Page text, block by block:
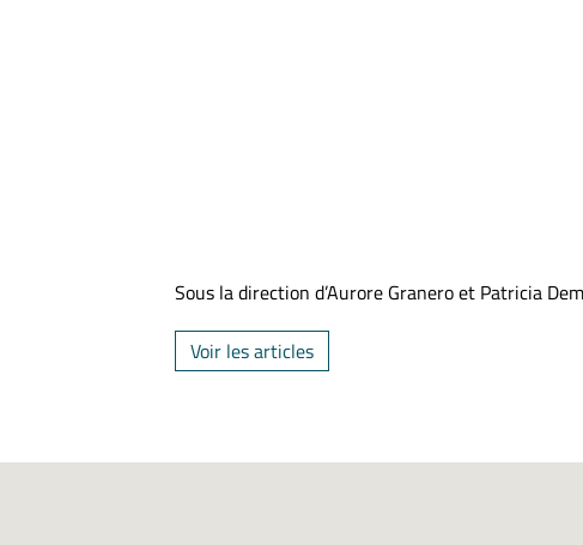
Sous la direction d’Aurore Granero et Patricia
Voir les articles